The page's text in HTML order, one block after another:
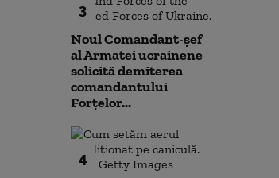
3
Noul Comandant-șef
al Armatei ucrainene
solicită demiterea
comandantului
Forțelor...
4